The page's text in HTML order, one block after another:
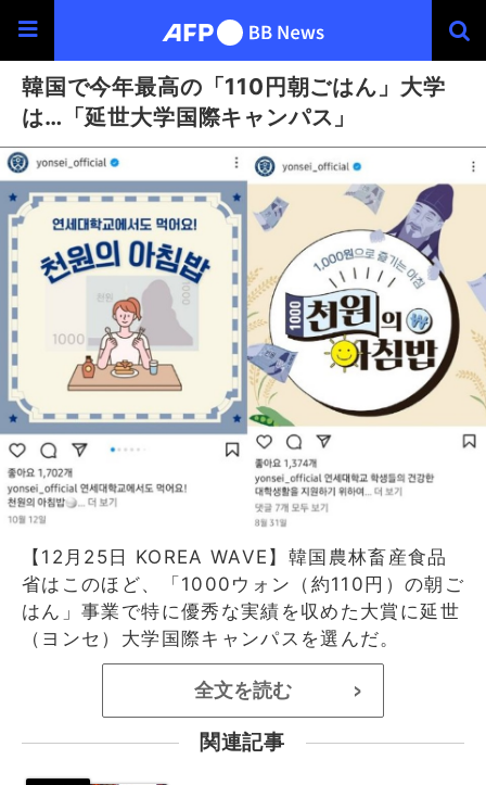
韓国で今年最高の「110円朝ごはん」大学
は…「延世大学国際キャンパス」
【12月25日 KOREA WAVE】韓国農林畜産食品
省はこのほど、「1000ウォン（約110円）の朝ご
はん」事業で特に優秀な実績を収めた大賞に延世
（ヨンセ）大学国際キャンパスを選んだ。
全文を読む >
関連記事